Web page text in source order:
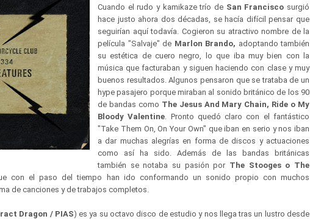
Cuando el rudo y kamikaze trío de San Francisco surgió
hace justo ahora dos décadas, se hacía difícil pensar que
seguirían aquí todavía. Cogieron su atractivo nombre de la
película "Salvaje" de Marlon Brando, adoptando también
su estética de cuero negro, lo que iba muy bien con la
música que facturaban y siguen haciendo con clase y muy
buenos resultados. Algunos pensaron que se trataba de un
hype pasajero porque miraban al sonido británico de los 90
de bandas como The Jesus And Mary Chain, Ride o My
Bloody Valentine. Pronto quedó claro con el fantástico
"Take Them On, On Your Own" que iban en serio y nos iban
a dar muchas alegrías en forma de discos y actuaciones
como así ha sido. Además de las bandas británicas
también se notaba su pasión por The Stooges o The
con el paso del tiempo han ido conformando un sonido propio con muchos
de canciones y de trabajos completos.
Dragon / PIAS) es ya su octavo disco de estudio y nos llega tras un lustro desde